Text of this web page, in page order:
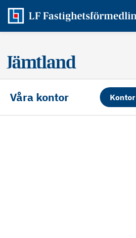
Jämtland
Våra kontor